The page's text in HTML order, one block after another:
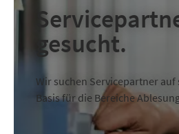
gesucht.
Wir suchen Servicepartner
Basis für die Bereiche